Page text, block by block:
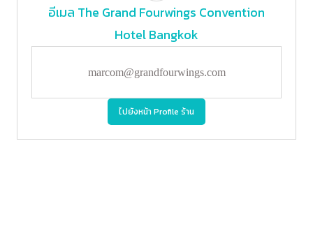
อีเมล The Grand Fourwings Convention
Hotel Bangkok
marcom@grandfourwings.com
ไปยังหน้า Profile ร้าน